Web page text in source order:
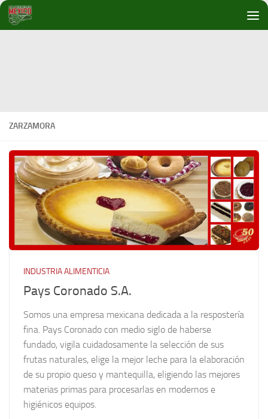
Debajo del contenido
ZARZAMORA
INDUSTRIA ALIMENTICIA
Pays Coronado S.A.
Somos una empresa mexicana dedicada a la respostería
fina. Pays Coronado con medio siglo de haberse
fundado, vigila cuidadosamente la selección de sus
frutas naturales, elige la mejor leche para la elaboración
de su propio queso y mantequilla, eligiendo las mejores
materias primas para procesarlas en modernos e
higiénicos equipos.